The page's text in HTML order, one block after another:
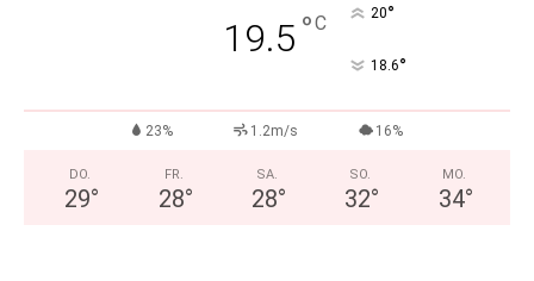
19.5 °C 20°
18.6°
23% 1.2m/s 16%
DO.
29°
FR.
28°
SA.
28°
SO.
32°
MO.
34°